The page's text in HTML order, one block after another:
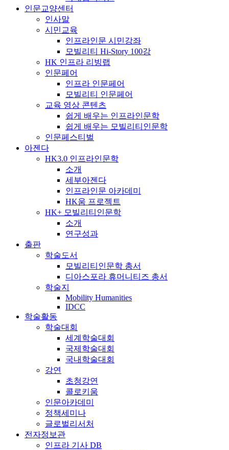
인문교양센터
인사말
시민교육
인프라인문 시민강좌
모빌리티 Hi-Story 100강
HK 인프라 리빙랩
인문페어
인프라 인문페어
모빌리티 인문페어
교육 영상 콘텐츠
쉽게 배우는 인프라인문학
쉽게 배우는 모빌리티인문학
인문페스티벌
아젠다
HK3.0 인프라인문학
소개
세부아젠다
인프라인문 아카데미
HK움 프로젝트
HK+ 모빌리티인문학
소개
연구성과
출판
학술도서
모빌리티인문학 총서
디아스포라 휴머니티즈 총서
학술지
Mobility Humanities
IDCC
학술활동
학술대회
세계학술대회
국제학술대회
국내학술대회
강연
초청강연
콜로키움
인문아카데미
정책세미나
글로벌리서처
전자정보관
인프라 기사 DB